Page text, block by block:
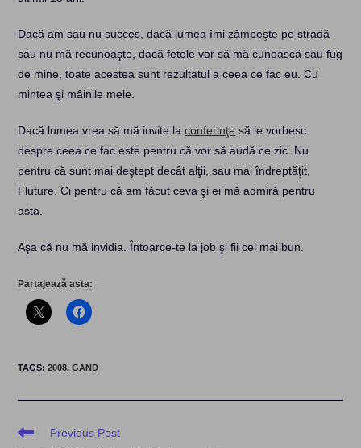
Dacă am sau nu succes, dacă lumea îmi zâmbeşte pe stradă
sau nu mă recunoaşte, dacă fetele vor să mă cunoască sau fug
de mine, toate acestea sunt rezultatul a ceea ce fac eu. Cu
mintea şi mâinile mele.
Dacă lumea vrea să mă invite laconferinţe să le vorbesc
despre ceea ce fac este pentru că vor să audă ce zic. Nu
pentru că sunt mai deştept decât alţii, sau mai îndreptăţit,
Fluture. Ci pentru că am făcut ceva şi ei mă admiră pentru
asta.
Aşa că nu mă invidia. Întoarce-te la job şi fii cel mai bun.
Partajează asta:
TAGS:2008, GAND
Read
Previous Post